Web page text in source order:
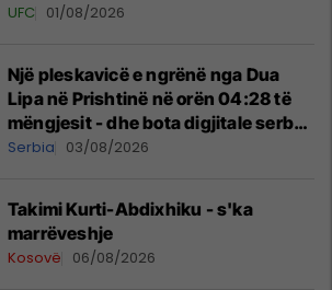
tribunat
UFC 01/08/2026
Një pleskavicë e ngrënë nga Dua
Lipa në Prishtinë në orën 04:28 të
mëngjesit - dhe bota digjitale serbe
shpall gjendjen e luftës
Serbia 03/08/2026
Takimi Kurti-Abdixhiku - s'ka
marrëveshje
Kosovë 06/08/2026